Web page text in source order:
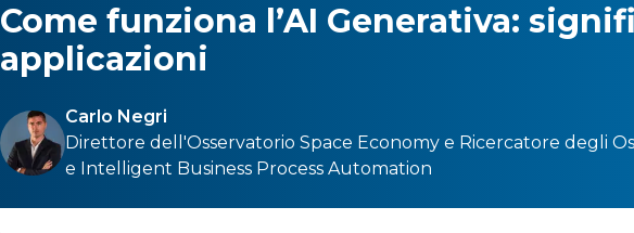
Come funziona l’AI Generativa:
applicazioni
Carlo Negri
Direttore dell'Osservatorio Space Economy e Ricercatore degli
e Intelligent Business Process Automation